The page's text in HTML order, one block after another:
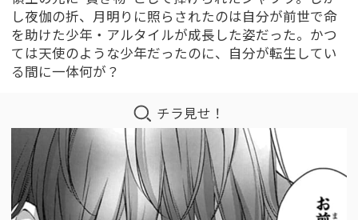
し夜伽の折、月明りに照らされたのは自分が前世で命
を助けた少年・アルタイルが成長した姿だった。かつ
ては天使のような少年だったのに、自分が転生してい
る間に一体何が？
チラ見せ！